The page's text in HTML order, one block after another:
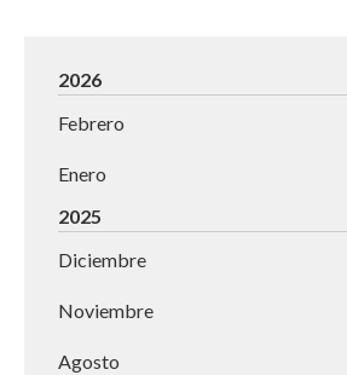
2026
Febrero
Enero
2025
Diciembre
Noviembre
Agosto